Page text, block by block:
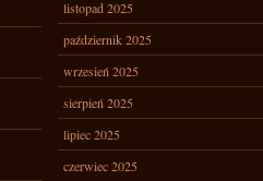
listopad 2025
październik 2025
wrzesień 2025
sierpień 2025
lipiec 2025
czerwiec 2025